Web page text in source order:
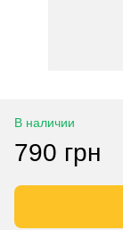
В наличии
790 грн